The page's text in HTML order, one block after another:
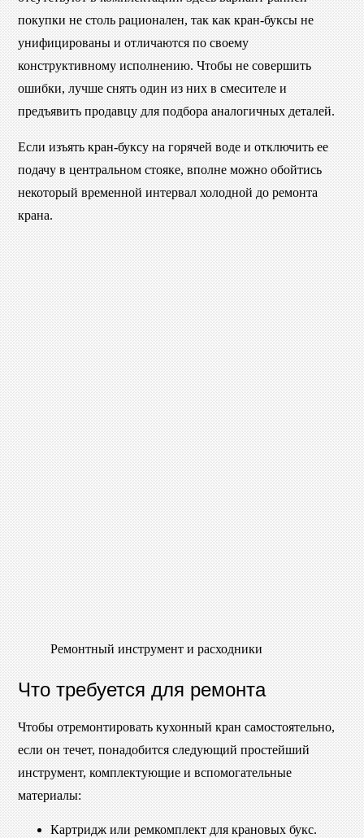
покупки не столь рационален, так как кран-буксы не
унифицированы и отличаются по своему
конструктивному исполнению. Чтобы не совершить
ошибки, лучше снять один из них в смесителе и
предъявить продавцу для подбора аналогичных деталей.
Если изъять кран-буксу на горячей воде и отключить ее
подачу в центральном стояке, вполне можно обойтись
некоторый временной интервал холодной до ремонта
крана.
Ремонтный инструмент и расходники
Что требуется для ремонта
Чтобы отремонтировать кухонный кран самостоятельно,
если он течет, понадобится следующий простейший
инструмент, комплектующие и вспомогательные
материалы:
Картридж или ремкомплект для крановых букс.